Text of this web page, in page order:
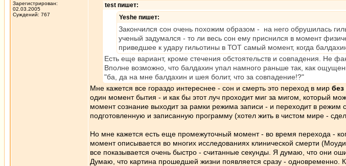
Зарегистрирован:
02.03.2005
Суждений: 767
test пишет:
Yeshe пишет:
Закончился сон очень похожим образом - на него обрушилась
ученый задумался - то ли весь сон ему приснился в момент
приведшее к удару гильотины в ТОТ самый момент, когда
Есть еще вариант, кроме стечения обстоятельств и совпадения. Не
Вполне возможно, что балдахин упал намного раньше так, как
"ба, да на мне балдахин и шея болит, что за совпадение!?"
Мне кажется все гораздо интереснее - сон и смерть это переход в мир без
один момент бытия - и как бы этот луч проходит миг за мигом, который
момент сознание выходит за рамки режима записи - и переходит в
подготовленную и записанную программу (хотел жить в чистом мире -
Но мне кажется есть еще промежуточный момент - во время перехода -
момент описывается во многих исследованиях клинической смерти
все показывается очень быстро - считанные секунды. Я думаю, что они
Думаю, что картина прошедшей жизни появляется сразу - одновременно.